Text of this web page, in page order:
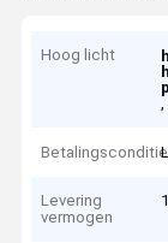
Hoog licht
,
Levering
vermogen